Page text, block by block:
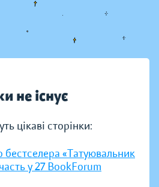
не існує
цікаві сторінки:
бестселера «Татуювальник
у 27 BookForum